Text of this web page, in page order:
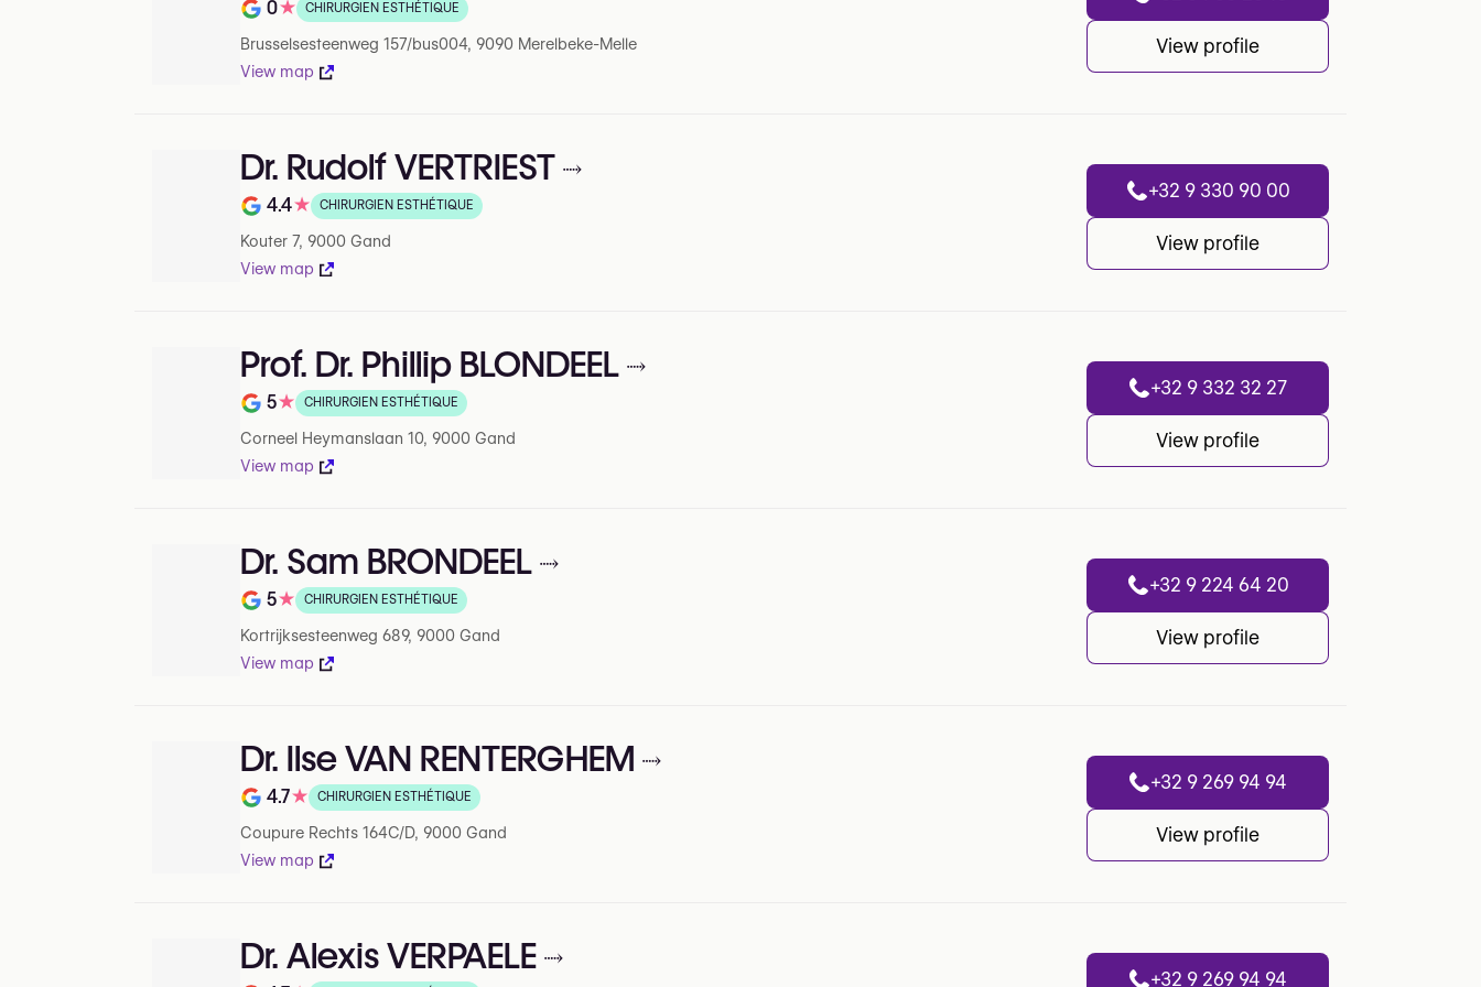
Note de 0 sur 5 sur Google
0★ CHIRURGIEN ESTHÉTIQUE
Brusselsesteenweg 157/bus004, 9090 Merelbeke-Melle
View map
View profile
Dr. Rudolf VERTRIEST
Note de 4.4 sur 5 sur Google
4.4★ CHIRURGIEN ESTHÉTIQUE
Kouter 7, 9000 Gand
View map
+32 9 330 90 00
View profile
Prof. Dr. Phillip BLONDEEL
Note de 5 sur 5 sur Google
5★ CHIRURGIEN ESTHÉTIQUE
Corneel Heymanslaan 10, 9000 Gand
View map
+32 9 332 32 27
View profile
Dr. Sam BRONDEEL
Note de 5 sur 5 sur Google
5★ CHIRURGIEN ESTHÉTIQUE
Kortrijksesteenweg 689, 9000 Gand
View map
+32 9 224 64 20
View profile
Dr. Ilse VAN RENTERGHEM
Note de 4.7 sur 5 sur Google
4.7★ CHIRURGIEN ESTHÉTIQUE
Coupure Rechts 164C/D, 9000 Gand
View map
+32 9 269 94 94
View profile
Dr. Alexis VERPAELE
+32 9 269 94 94